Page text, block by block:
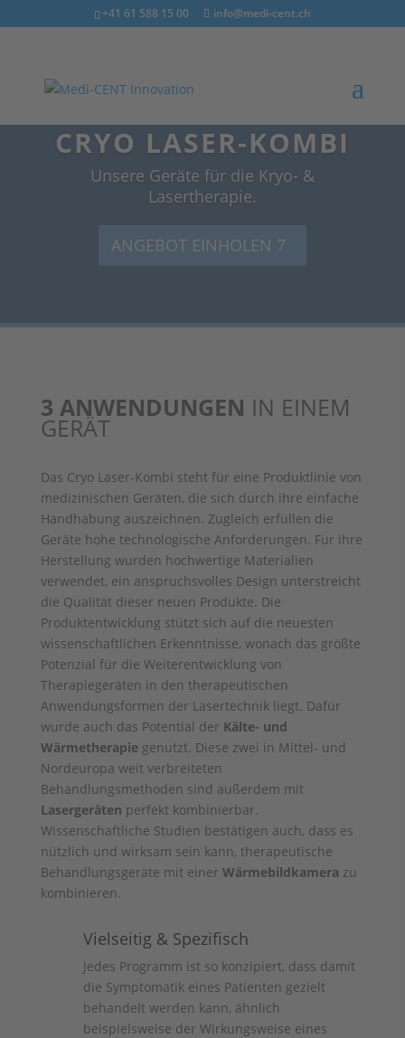
+41 61 588 15 00 info@medi-cent.ch
CRYO LASER-KOMBI
Unsere Geräte für die Kryo- &
Lasertherapie.
ANGEBOT EINHOLEN
3 ANWENDUNGEN IN EINEM
GERÄT
Das Cryo Laser-Kombi steht für eine Produktlinie von
medizinischen Geräten, die sich durch ihre einfache
Handhabung auszeichnen. Zugleich erfüllen die
Geräte hohe technologische Anforderungen. Fur ihre
Herstellung wurden hochwertige Materialien
verwendet, ein anspruchsvolles Design unterstreicht
die Qualität dieser neuen Produkte. Die
Produktentwicklung stützt sich auf die neuesten
wissenschaftlichen Erkenntnisse, wonach das größte
Potenzial für die Weiterentwicklung von
Therapiegeräten in den therapeutischen
Anwendungsformen der Lasertechnik liegt. Dafür
wurde auch das Potential der Kälte- und
Wärmetherapiegenutzt. Diese zwei in Mittel- und
Nordeuropa weit verbreiteten
Behandlungsmethoden sind außerdem mit
Lasergeräten perfekt kombinierbar.
Wissenschaftliche Studien bestätigen auch, dass es
nützlich und wirksam sein kann, therapeutische
Behandlungsgeräte mit einer Wärmebildkamera zu
kombinieren.
Vielseitig & Spezifisch
Jedes Programm ist so konzipiert, dass damit
die Symptomatik eines Patienten gezielt
behandelt werden kann, ähnlich
beispielsweise der Wirkungsweise eines